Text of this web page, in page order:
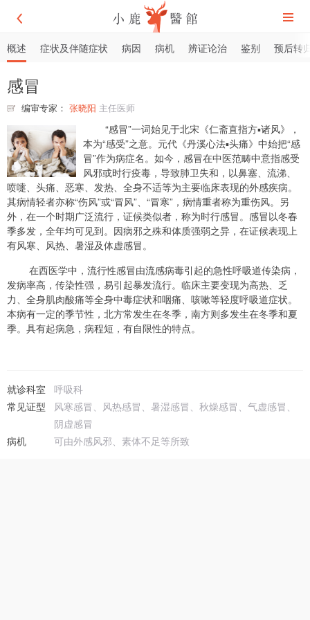
概述 症状及伴随症状 病因 病机 辨证论治 鉴别 预后转
感冒
编审专家： 张晓阳 主任医师
“感冒”一词始见于北宋《仁斋直指方▪诸风》，
本为“感受”之意。元代《丹溪心法▪头痛》中始把“感
冒”作为病症名。如今，感冒在中医范畴中意指感受
风邪或时行疫毒，导致肺卫失和，以鼻塞、流涕、
喷嚏、头痛、恶寒、发热、全身不适等为主要临床表现的外感疾病。
其病情轻者亦称“伤风”或“冒风”、“冒寒”，病情重者称为重伤风。另
外，在一个时期广泛流行，证候类似者，称为时行感冒。感冒以冬春
季多发，全年均可见到。因病邪之殊和体质强弱之异，在证候表现上
有风寒、风热、暑湿及体虚感冒。
在西医学中，流行性感冒由流感病毒引起的急性呼吸道传染病，
发病率高，传染性强，易引起暴发流行。临床主要变现为高热、乏
力、全身肌肉酸痛等全身中毒症状和咽痛、咳嗽等轻度呼吸道症状。
本病有一定的季节性，北方常发生在冬季，南方则多发生在冬季和夏
季。具有起病急，病程短，有自限性的特点。
就诊科室
呼吸科
常见证型
风寒感冒、风热感冒、暑湿感冒、秋燥感冒、气虚感冒、
阴虚感冒
病机
可由外感风邪、素体不足等所致